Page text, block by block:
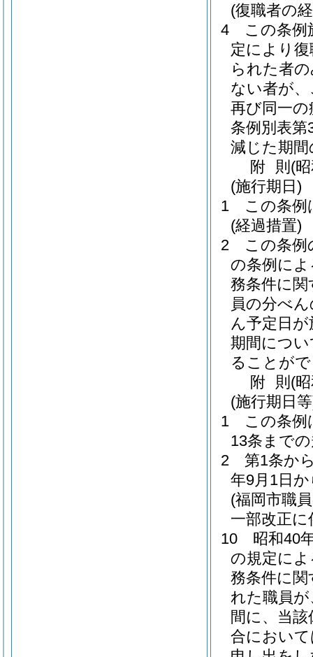
(復職者の
4
この条例
定により
られた者
ない者が
再び同一
条例別表
減じた期
附 則 (
(施行期日)
1
この条例
(経過措置)
2
この条例
の条例に
務条件に関
員の分べ
ん予定日
期間につ
ることが
附 則 (
(施行期日
1
この条例
13条まで
2
第1条か
年9月1日
(福岡市職
一部改正
10
昭和40
の規定に
務条件に
れた職員
間に、当
合におい